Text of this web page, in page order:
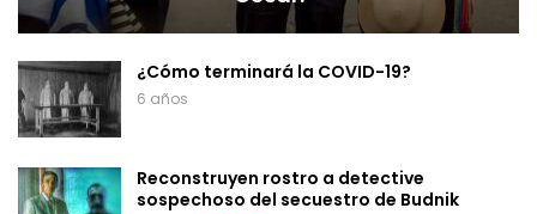
¿Cómo terminará la COVID-19?
6 años
Reconstruyen rostro a detective
sospechoso del secuestro de Budnik